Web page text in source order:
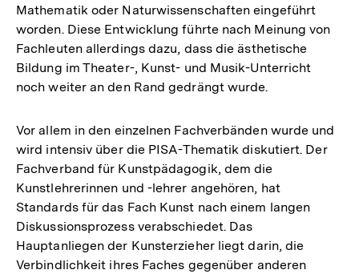
Mathematik oder Naturwissenschaften eingeführt
worden. Diese Entwicklung führte nach Meinung von
Fachleuten allerdings dazu, dass die ästhetische
Bildung im Theater-, Kunst- und Musik-Unterricht
noch weiter an den Rand gedrängt wurde.
Vor allem in den einzelnen Fachverbänden wurde und
wird intensiv über die PISA-Thematik diskutiert. Der
Fachverband für Kunstpädagogik, dem die
Kunstlehrerinnen und -lehrer angehören, hat
Standards für das Fach Kunst nach einem langen
Diskussionsprozess verabschiedet. Das
Hauptanliegen der Kunsterzieher liegt darin, die
Verbindlichkeit ihres Faches gegenüber anderen